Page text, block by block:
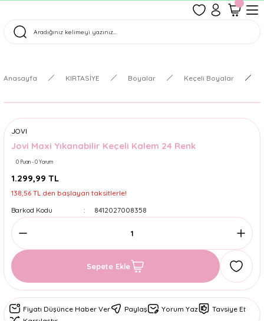
Tüm Siparişler Aynı Gün Kargoda!
Anasayfa KIRTASİYE Boyalar Keçeli Boyalar
JOVI
Jovi Maxi Yıkanabilir Keçeli Kalem 24 Renk
0 Puan - 0 Yorum
1.299,99 TL
138,56 TL den başlayan taksitlerle!
Barkod Kodu
8412027008358
Sepete Ekle
Fiyatı Düşünce Haber Ver Paylaş Yorum Yaz
Tavsiye Et